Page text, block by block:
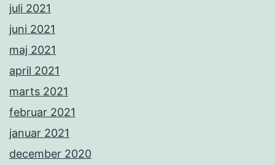
juli 2021
juni 2021
maj 2021
april 2021
marts 2021
februar 2021
januar 2021
december 2020